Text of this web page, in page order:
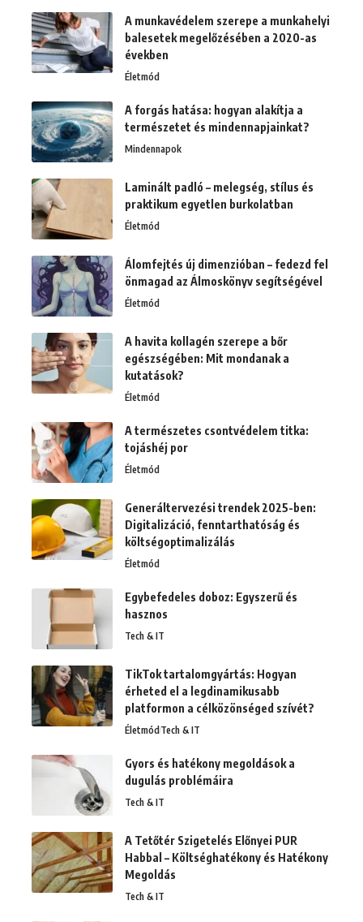
A munkavédelem szerepe a munkahelyi
balesetek megelőzésében a 2020-as
években
Életmód
A forgás hatása: hogyan alakítja a
természetet és mindennapjainkat?
Mindennapok
Laminált padló – melegség, stílus és
praktikum egyetlen burkolatban
Életmód
Álomfejtés új dimenzióban – fedezd fel
önmagad az Álmoskönyv segítségével
Életmód
A havita kollagén szerepe a bőr
egészségében: Mit mondanak a
kutatások?
Életmód
A természetes csontvédelem titka:
tojáshéj por
Életmód
Generáltervezési trendek 2025-ben:
Digitalizáció, fenntarthatóság és
költségoptimalizálás
Életmód
Egybefedeles doboz: Egyszerű és
hasznos
Tech & IT
TikTok tartalomgyártás: Hogyan
érheted el a legdinamikusabb
platformon a célközönséged szívét?
ÉletmódTech & IT
Gyors és hatékony megoldások a
dugulás problémáira
Tech & IT
A Tetőtér Szigetelés Előnyei PUR
Habbal – Költséghatékony és Hatékony
Megoldás
Tech & IT